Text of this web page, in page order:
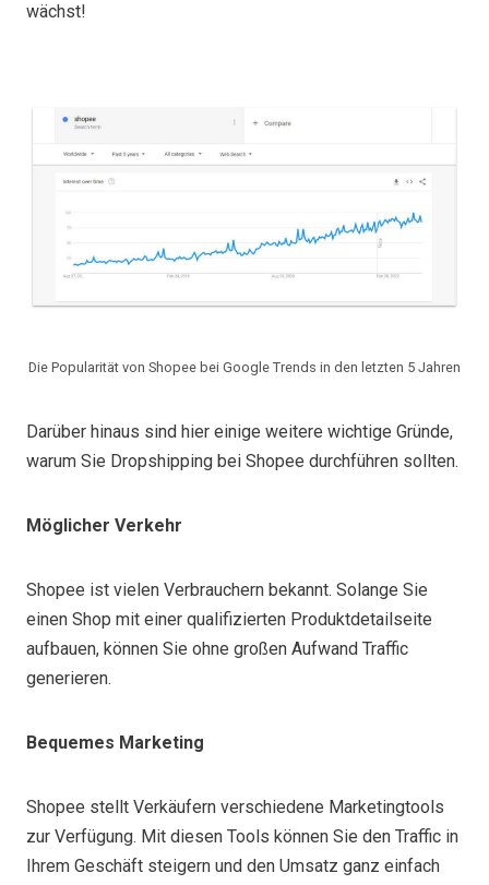
wächst!
Die Popularität von Shopee bei Google Trends in den letzten 5 Jahren
Darüber hinaus sind hier einige weitere wichtige Gründe,
warum Sie Dropshipping bei Shopee durchführen sollten.
Möglicher Verkehr
Shopee ist vielen Verbrauchern bekannt. Solange Sie
einen Shop mit einer qualifizierten Produktdetailseite
aufbauen, können Sie ohne großen Aufwand Traffic
generieren.
Bequemes Marketing
Shopee stellt Verkäufern verschiedene Marketingtools
zur Verfügung. Mit diesen Tools können Sie den Traffic in
Ihrem Geschäft steigern und den Umsatz ganz einfach